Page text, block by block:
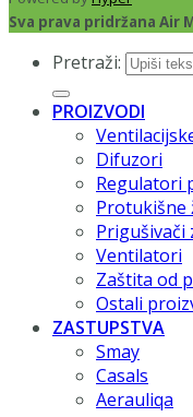
Sva prava pridržana Air
Pretraži:
PROIZVODI
Difuzori
Regulatori
Protukišne
Prigušivači
Ventilatori
Zaštita od
Ostali
ZASTUPSTVA
Smay
Casals
Aerauliqa